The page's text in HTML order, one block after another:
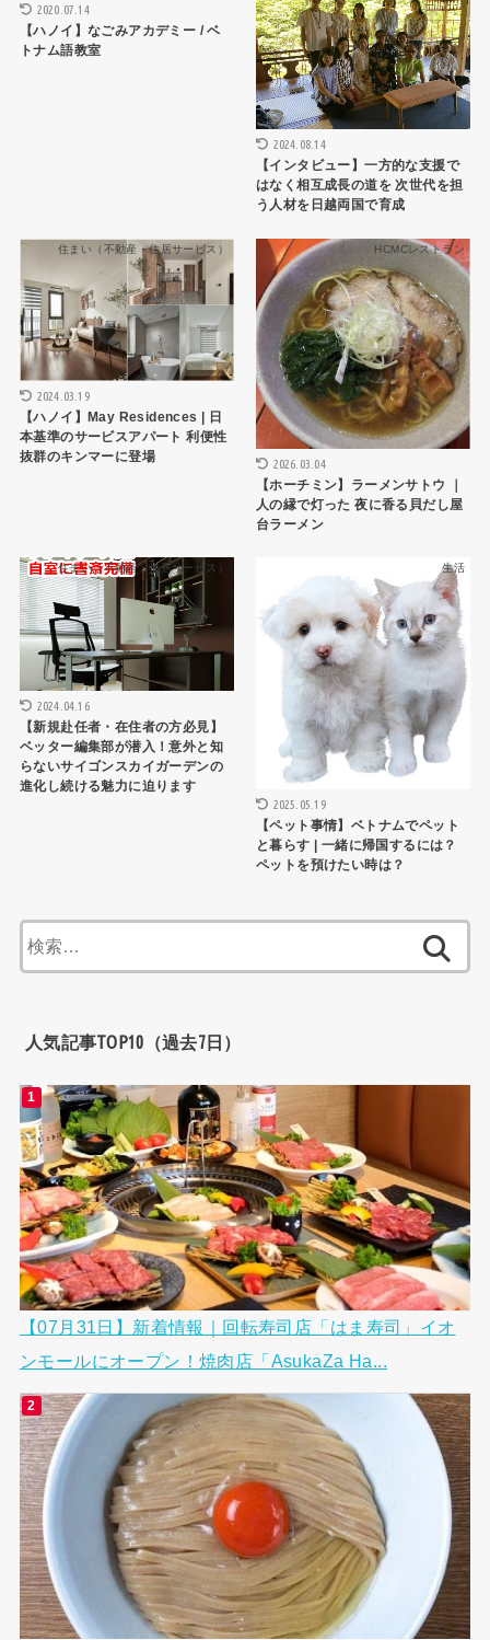
2020.07.14
【ハノイ】なごみアカデミー / ベ
トナム語教室
2024.08.14
【インタビュー】一方的な支援で
はなく相互成長の道を 次世代を担
う人材を日越両国で育成
住まい（不動産・住居サービス）
2024.03.19
【ハノイ】May Residences | 日
本基準のサービスアパート 利便性
抜群のキンマーに登場
HCMCレストラン
2026.03.04
【ホーチミン】ラーメンサトウ ｜
人の縁で灯った 夜に香る貝だし屋
台ラーメン
住まい（不動産・住居サービス）
2024.04.16
【新規赴任者・在住者の方必見】
ベッター編集部が潜入！意外と知
らないサイゴンスカイガーデンの
進化し続ける魅力に迫ります
生活
2025.05.19
【ペット事情】ベトナムでペット
と暮らす | 一緒に帰国するには？
ペットを預けたい時は？
索:
人気記事TOP10（過去7日）
【07月31日】新着情報｜回転寿司店「はま寿司」イオ
ンモールにオープン！焼肉店「AsukaZa Ha...